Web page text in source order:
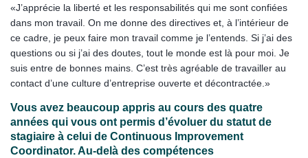
«J’apprécie la liberté et les responsabilités qui me sont confiées
dans mon travail. On me donne des directives et, à l’intérieur de
ce cadre, je peux faire mon travail comme je l’entends. Si j’ai des
questions ou si j’ai des doutes, tout le monde est là pour moi. Je
suis entre de bonnes mains. C’est très agréable de travailler au
contact d’une culture d’entreprise ouverte et décontractée.»
Vous avez beaucoup appris au cours des quatre
années qui vous ont permis d’évoluer du statut de
stagiaire à celui de Continuous Improvement
Coordinator. Au-delà des compétences